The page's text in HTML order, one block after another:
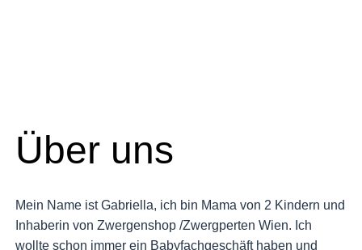
Über uns
Mein Name ist Gabriella, ich bin Mama von 2 Kindern und
Inhaberin von Zwergenshop /Zwergperten Wien. Ich
wollte schon immer ein Babyfachgeschäft haben und